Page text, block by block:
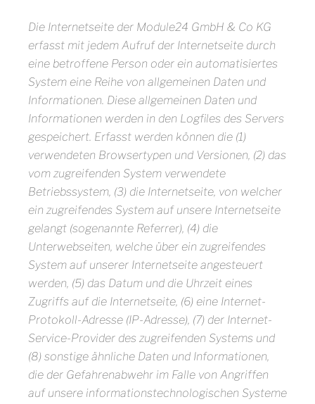
Die Internetseite der Module24 GmbH & Co KG
erfasst mit jedem Aufruf der Internetseite durch
eine betroffene Person oder ein automatisiertes
System eine Reihe von allgemeinen Daten und
Informationen. Diese allgemeinen Daten und
Informationen werden in den Logfiles des Servers
gespeichert. Erfasst werden können die (1)
verwendeten Browsertypen und Versionen, (2) das
vom zugreifenden System verwendete
Betriebssystem, (3) die Internetseite, von welcher
ein zugreifendes System auf unsere Internetseite
gelangt (sogenannte Referrer), (4) die
Unterwebseiten, welche über ein zugreifendes
System auf unserer Internetseite angesteuert
werden, (5) das Datum und die Uhrzeit eines
Zugriffs auf die Internetseite, (6) eine Internet-
Protokoll-Adresse (IP-Adresse), (7) der Internet-
Service-Provider des zugreifenden Systems und
(8) sonstige ähnliche Daten und Informationen,
die der Gefahrenabwehr im Falle von Angriffen
auf unsere informationstechnologischen Systeme